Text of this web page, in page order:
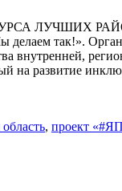
ЛУЧШИХ
так!».
внутренней,
развитие
, проект